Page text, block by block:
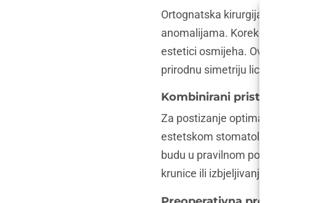
Ortognatska kirurgija igra
anomalijama. Korekcijom
estetici osmijeha. Ovaj kirurški
prirodnu simetriju lica, dovodeći
Kombinirani pristup:
Za postizanje optimalnog
estetskom stomatologijom.
budu u pravilnom položaju,
krunice ili izbjeljivanje zubi.